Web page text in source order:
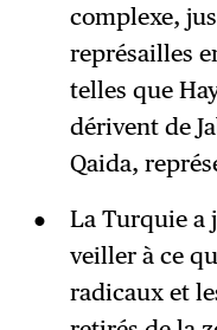
complexe,
représailles
telles que
dérivent de
Qaida,
La Turquie a
veiller à ce
radicaux et